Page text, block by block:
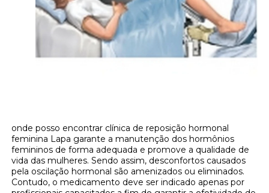
onde posso encontrar clínica de reposição hormonal
feminina Lapa garante a manutenção dos hormônios
femininos de forma adequada e promove a qualidade de
vida das mulheres. Sendo assim, desconfortos causados
pela oscilação hormonal são amenizados ou eliminados.
Contudo, o medicamento deve ser indicado apenas por